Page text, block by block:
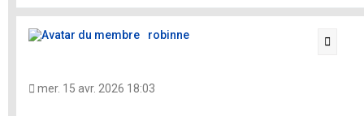
robinne
mer. 15 avr. 2026 18:03